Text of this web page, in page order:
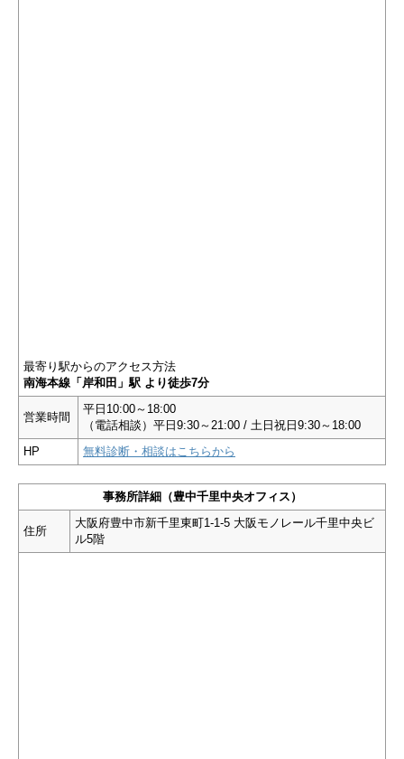
最寄り駅からのアクセス方法
南海本線「岸和田」駅 より徒歩7分
営業時間
平日10:00～18:00
（電話相談）平日9:30～21:00 / 土日祝日9:30～18:00
HP
無料診断・相談はこちらから
事務所詳細（豊中千里中央オフィス）
住所
大阪府豊中市新千里東町1-1-5 大阪モノレール千里中央ビ
ル5階